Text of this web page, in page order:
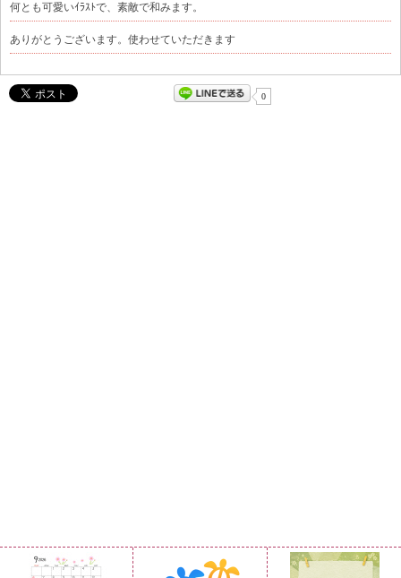
何とも可愛いｲﾗｽﾄで、素敵で和みます。
ありがとうございます。使わせていただきます
0